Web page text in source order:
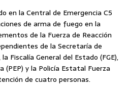
en la Central de Emergencia C5
de arma de fuego en la
de la Fuerza de Reacción
de la Secretaría de
Fiscalía General del Estado (FGE),
y la Policía Estatal Fuerza
de cuatro personas.